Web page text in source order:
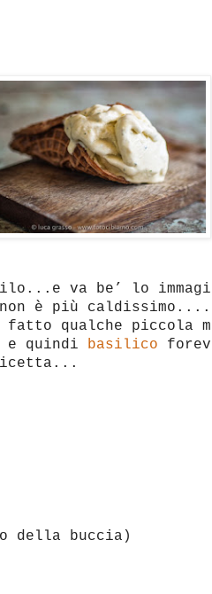
va be’ lo
non è più caldissimo....
fatto qualche piccola
e quindi basilico
ricetta...
della buccia)